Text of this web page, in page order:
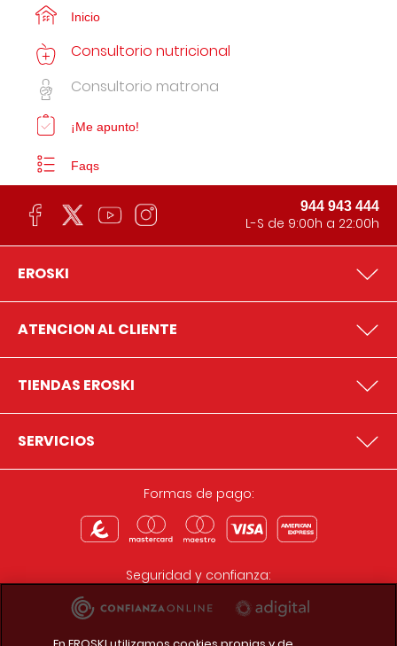
Inicio
Consultorio nutricional
Consultorio matrona
¡Me apunto!
Faqs
944 943 444
L-S de 9:00h a 22:00h
EROSKI
ATENCION AL CLIENTE
TIENDAS EROSKI
SERVICIOS
Formas de pago:
Seguridad y confianza: